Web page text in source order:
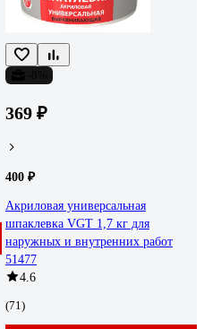
369 ₽
400 ₽
Акриловая универсальная
шпаклевка VGT 1,7 кг для
наружных и внутренних работ
51477
4.6
(71)